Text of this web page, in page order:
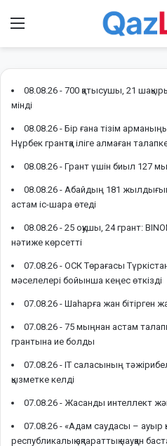
08.08.26 - 700 қатысушы, 21
мінді
08.08.26 - Бір ғана тізім
Нұрбек грантқа іліге алмаған
08.08.26 - Грант үшін биыл 127
08.08.26 - Абайдың 181
астам іс-шара өтеді
08.08.26 - 25 оқушы, 24 грант:
нәтиже көрсетті
07.08.26 - ОСК Төрағасы
мәселелері бойынша кеңес өткізді
07.08.26 - Шаһарға жан бітірген
07.08.26 - 75 мыңнан астам
грантына ие болды
07.08.26 - IT саласының
қызметке келді
07.08.26 - Жасанды интеллект
07.08.26 - «Адам саудасы – ауыр
республикалық ақпараттық науқан